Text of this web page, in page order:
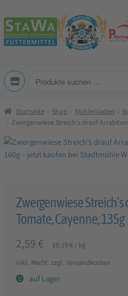
Zur
Navigation
springen
Zum
Inhalt
springen
Produkte
Startseite Shop Mühlenladen
Zwergenwiese Streich’s drauf
Zwergenwiese
Tomate, Cayenne, 135g
2,59 € 19,19 €/kg
inkl. MwSt. zzgl. Versandkosten
auf Lager